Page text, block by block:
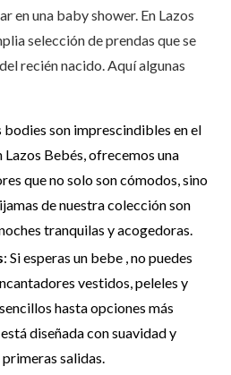
en una baby shower. En Lazos
selección de prendas que se
recién nacido. Aquí algunas
bodies son imprescindibles en el
Bebés, ofrecemos una
que no solo son cómodos, sino
de nuestra colección son
tranquilas y acogedoras.
: Si esperas un bebe , no puedes
vestidos, peleles y
hasta opciones más
diseñada con suavidad y
salidas.